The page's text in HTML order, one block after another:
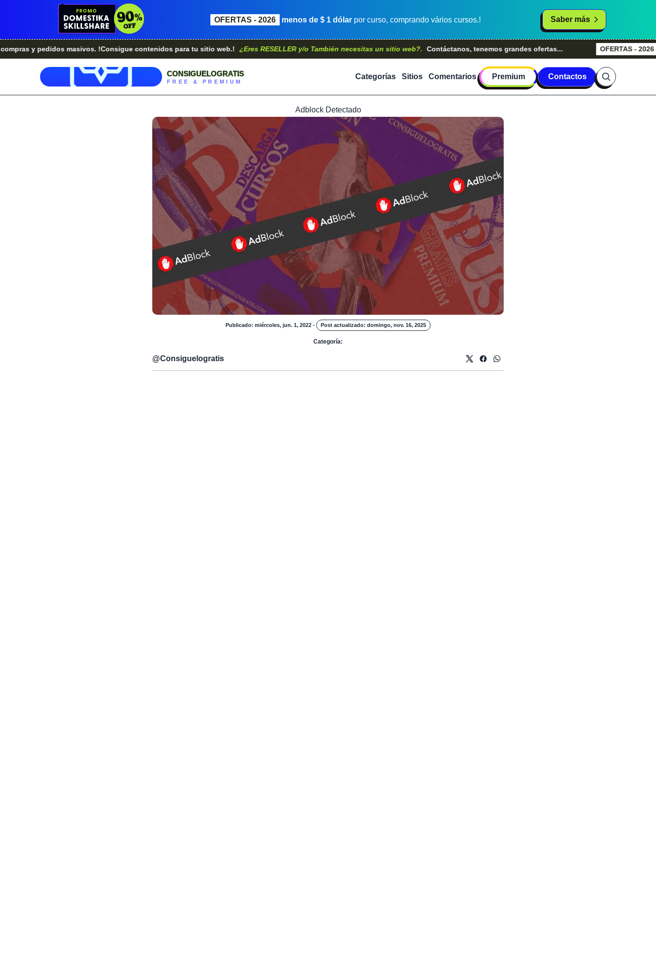
OFERTAS - 2026 menos de $ 1 dólar por curso, comprando vários cursos.! Saber más
y pedidos masivos. !Consigue contenidos para tu sitio web.! ¿Eres RESELLER y/o También necesitas un sitio web?. Contáctanos, tenemos grandes ofertas... OFERTAS - 2026
CONSIGUELOGRATIS
FREE & PREMIUM
Categorías Sitios Comentarios Premium Contactos
Adblock Detectado
Publicado: miércoles, jun. 1, 2022 - Post actualizado: domingo, nov. 16, 2025
Categoría:
@Consiguelogratis